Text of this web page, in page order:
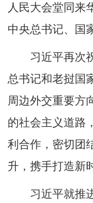
人民大会堂同来
中央总书记、国
习近平再次
总书记和老挝国
周边外交重要方
的社会主义道路
利合作，密切团
升，携手打造新
习近平就推